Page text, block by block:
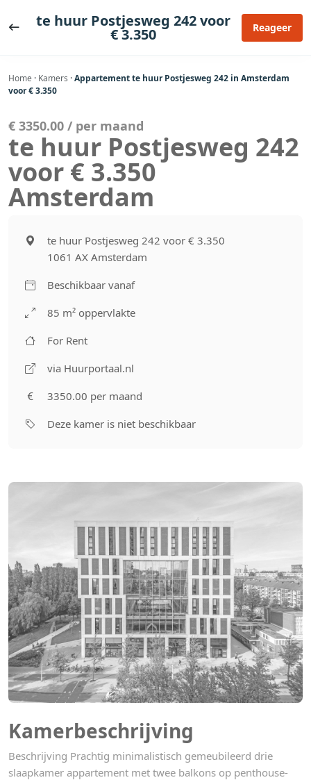
naar
te huur Postjesweg 242 voor
€ 3.350 Reageer
Home · Kamers ·Appartement te huur Postjesweg 242 in Amsterdam
voor € 3.350
Kamerbeschrijving
Beschrijving Prachtig minimalistisch gemeubileerd drie
slaapkamer appartement met twee balkons op penthouse-
€ 3350.00 / per maand
te huur Postjesweg 242
voor € 3.350
Amsterdam
te huur Postjesweg 242 voor € 3.350
1061 AX Amsterdam
Beschikbaar vanaf
85 m² oppervlakte
For Rent
via Huurportaal.nl
3350.00 per maand
Deze kamer is niet beschikbaar